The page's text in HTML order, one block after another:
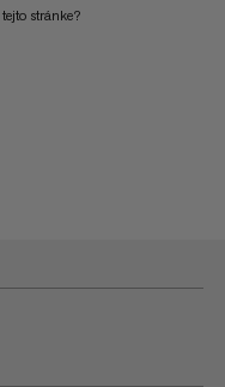
stránke?